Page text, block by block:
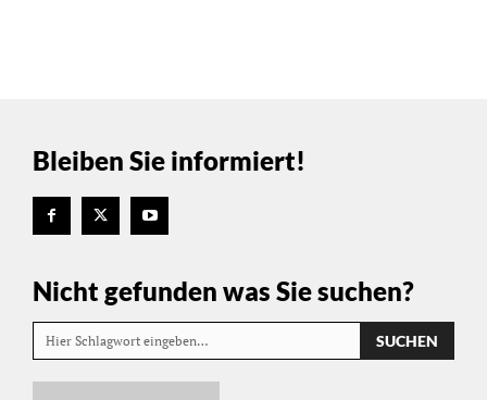
Bleiben Sie informiert!
Nicht gefunden was Sie suchen?
Hier Schlagwort eingeben… SUCHEN